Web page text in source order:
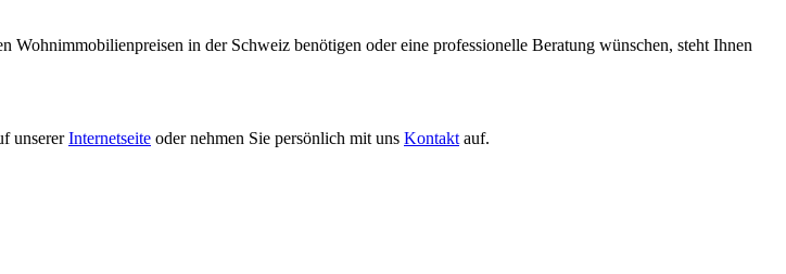
in der Schweiz benötigen oder eine professionelle Beratung wünschen, steht Ihnen
unsererInternetseite oder nehmen Sie persönlich mit uns Kontakt auf.